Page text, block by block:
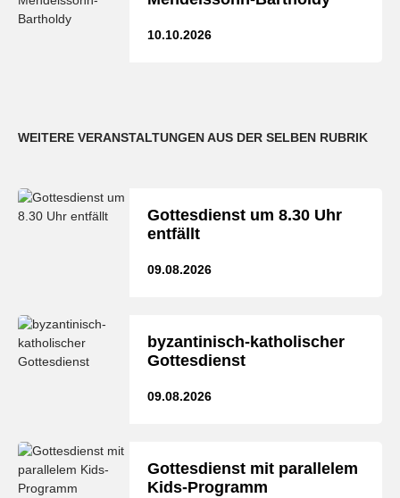
10.10.2026
WEITERE VERANSTALTUNGEN AUS DER SELBEN RUBRIK
Gottesdienst um 8.30 Uhr
entfällt
09.08.2026
byzantinisch-katholischer
Gottesdienst
09.08.2026
Gottesdienst mit parallelem
Kids-Programm